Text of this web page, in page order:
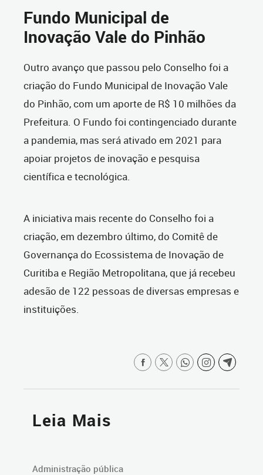
Fundo Municipal de
Inovação Vale do Pinhão
Outro avanço que passou pelo Conselho foi a
criação do Fundo Municipal de Inovação Vale
do Pinhão, com um aporte de R$ 10 milhões da
Prefeitura. O Fundo foi contingenciado durante
a pandemia, mas será ativado em 2021 para
apoiar projetos de inovação e pesquisa
científica e tecnológica.
A iniciativa mais recente do Conselho foi a
criação, em dezembro último, do Comitê de
Governança do Ecossistema de Inovação de
Curitiba e Região Metropolitana, que já recebeu
adesão de 122 pessoas de diversas empresas e
instituições.
Leia Mais
Administração pública